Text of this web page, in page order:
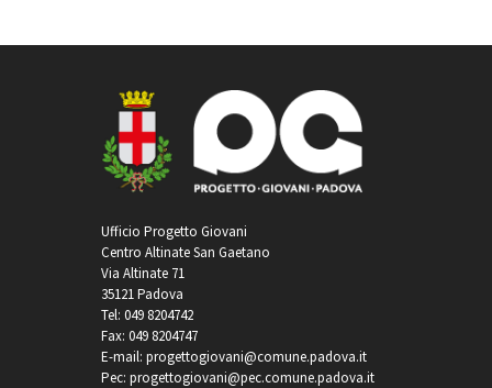
Ufficio Progetto Giovani
Centro Altinate San Gaetano
Via Altinate 71
35121 Padova
Tel: 049 8204742
Fax: 049 8204747
E-mail: progettogiovani@comune.padova.it
Pec: progettogiovani@pec.comune.padova.it